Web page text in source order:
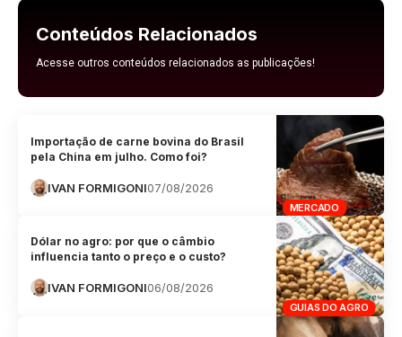
Conteúdos Relacionados
Acesse outros conteúdos relacionados as publicações!
MERCADO
Importação de carne bovina do Brasil
pela China em julho. Como foi?
IVAN FORMIGONI07/08/2026
GUIAS DO AGRO
Dólar no agro: por que o câmbio
influencia tanto o preço e o custo?
IVAN FORMIGONI06/08/2026